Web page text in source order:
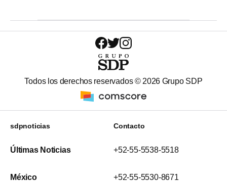
Todos los derechos reservados © 2026 Grupo SDP
sdpnoticias
Últimas Noticias
México
Contacto
+52-55-5538-5518
+52-55-5530-8671